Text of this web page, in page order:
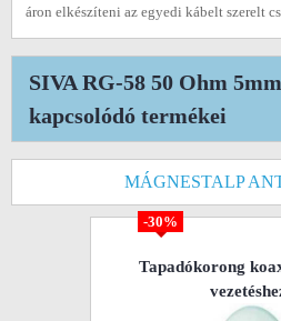
áron elkészíteni az egyedi kábelt szerelt
SIVA RG-58 50 Ohm
kapcsolódó termékei
MÁGNESTALP
-30%
Tapadókorong